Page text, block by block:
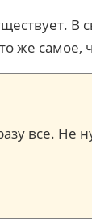
В
же самое,
все. Не